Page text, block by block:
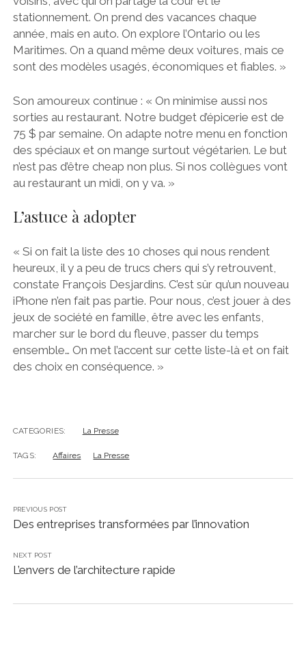
stationnement. On prend des vacances chaque
année, mais en auto. On explore l’Ontario ou les
Maritimes. On a quand même deux voitures, mais ce
sont des modèles usagés, économiques et fiables. »
Son amoureux continue : « On minimise aussi nos
sorties au restaurant. Notre budget d’épicerie est de
75 $ par semaine. On adapte notre menu en fonction
des spéciaux et on mange surtout végétarien. Le but
n’est pas d’être cheap non plus. Si nos collègues vont
au restaurant un midi, on y va. »
L’astuce à adopter
« Si on fait la liste des 10 choses qui nous rendent
heureux, il y a peu de trucs chers qui s’y retrouvent,
constate François Desjardins. C’est sûr qu’un nouveau
iPhone n’en fait pas partie. Pour nous, c’est jouer à des
jeux de société en famille, être avec les enfants,
marcher sur le bord du fleuve, passer du temps
ensemble… On met l’accent sur cette liste-là et on fait
des choix en conséquence. »
CATEGORIES: La Presse
TAGS: Affaires La Presse
PREVIOUS POST
Des entreprises transformées par l’innovation
NEXT POST
L’envers de l’architecture rapide